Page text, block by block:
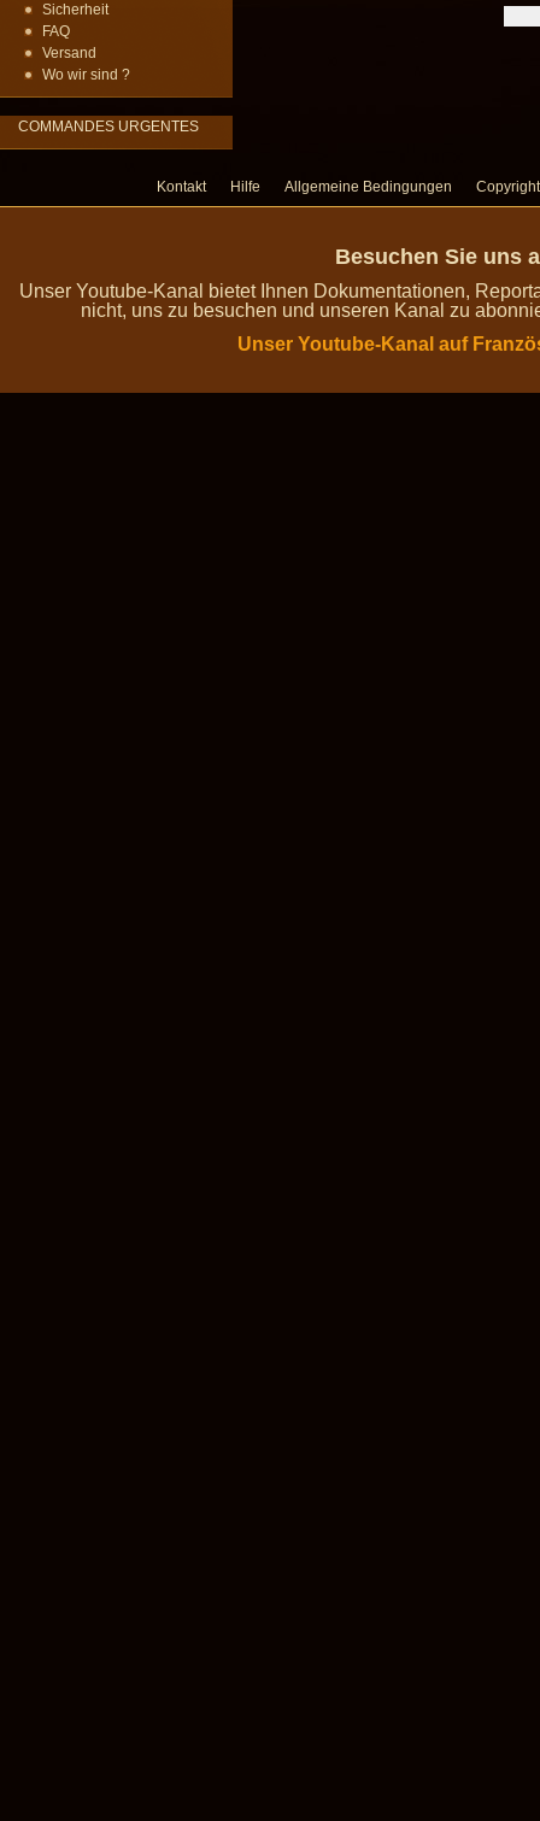
Sicherheit
FAQ
Versand
Wo wir sind ?
COMMANDES URGENTES
Kontakt Hilfe Allgemeine Bedingungen Copyright
Besuchen Sie uns
Unser Youtube-Kanal bietet Ihnen Dokumentationen,
nicht, uns zu besuchen und unseren Kanal zu
Unser Youtube-Kanal auf